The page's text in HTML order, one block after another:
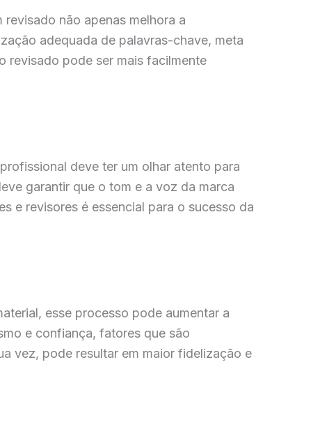
não apenas melhora a
adequada de palavras-chave, meta
revisado pode ser mais facilmente
deve ter um olhar atento para
garantir que o tom e a voz da marca
e revisores é essencial para o sucesso da
esse processo pode aumentar a
e confiança, fatores que são
vez, pode resultar em maior fidelização e